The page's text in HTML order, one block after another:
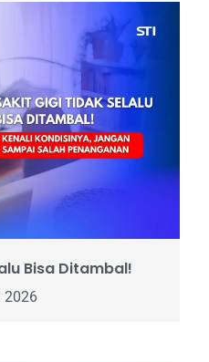
Bisa Ditambal!
2026